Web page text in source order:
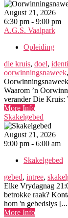
August 21, 2026
6:30 pm - 9:00 pm
A.G.S. Vaalpark
Opleiding
die kruis, doel,
oorwinningsnaweek,
Waarom ’n
verander Die Kruis:
More Info
Skakelgebed
August 21, 2026
9:00 pm - 6:00 am
Skakelgebed
gebed, intree,
Elke Vrydagnag
betrokke raak?
hom 'n gebedslys
More Info